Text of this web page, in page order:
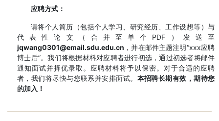
应聘方式：
请将个人简历（包括个人学习、研究经历、工作设想等）与
代表性论文（合并至单个PDF）发送至
jqwang0301@email.sdu.edu.cn ，并在邮件主题注明“xxx应聘
博士后”。我们将根据材料对应聘者进行初选，通过初选者将邮件
通知面试并择优录取。应聘材料将予以保密。对于合适的应聘
者，我们将尽快与您联系并安排面试。 本招聘长期有效，期待您
的加入！